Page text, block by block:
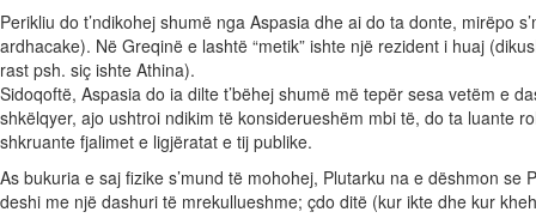
Perikliu do t’ndikohej shumë nga Aspasia dhe ai do ta donte, mirëpo
ardhacake). Në Greqinë e lashtë “metik” ishte një rezident i huaj
rast psh. siç ishte Athina).
Sidoqoftë, Aspasia do ia dilte t’bëhej shumë më tepër sesa vetëm e
shkëlqyer, ajo ushtroi ndikim të konsiderueshëm mbi të, do ta luante
shkruante fjalimet e ligjëratat e tij publike.
As bukuria e saj fizike s’mund të mohohej, Plutarku na e dëshmon
deshi me një dashuri të mrekullueshme; çdo ditë (kur ikte dhe kur